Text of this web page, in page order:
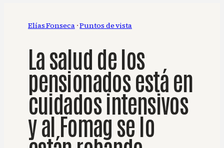
Elías Fonseca · Puntos de vista
La salud de los
pensionados está en
cuidados intensivos
y al Fomag se lo